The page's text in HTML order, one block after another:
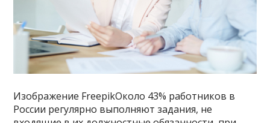
Изображение FreepikОколо 43% работников в
России регулярно выполняют задания, не